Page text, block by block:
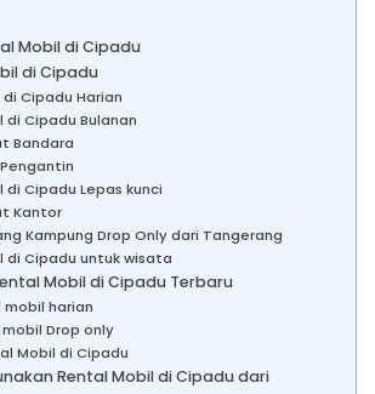
Mobil di Cipadu
di Cipadu
Cipadu Harian
di Cipadu Bulanan
Bandara
di Cipadu Lepas kunci
Kantor
Kampung Drop Only dari Tangerang
di Cipadu untuk wisata
Mobil di Cipadu Terbaru
harian
Drop only
Mobil di Cipadu
Rental Mobil di Cipadu dari